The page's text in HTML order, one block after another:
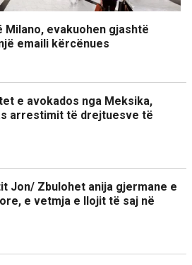
Milano, evakuohen gjashtë
emaili kërcënues
e avokados nga Meksika,
arrestimit të drejtuesve të
Jon/ Zbulohet anija gjermane e
e vetmja e llojit të saj në